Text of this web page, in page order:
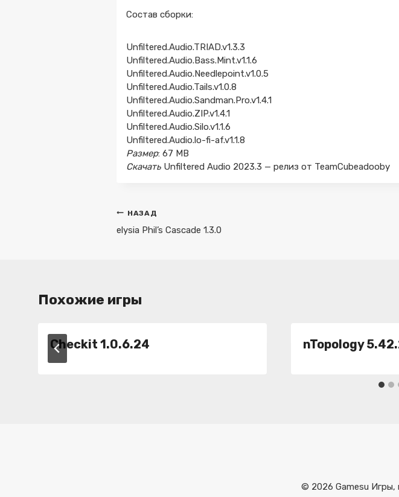
Состав сборки:
Unfiltered.Audio.TRIAD.v1.3.3
Unfiltered.Audio.Bass.Mint.v1.1.6
Unfiltered.Audio.Needlepoint.v1.0.5
Unfiltered.Audio.Tails.v1.0.8
Unfiltered.Audio.Sandman.Pro.v1.4.1
Unfiltered.Audio.ZIP.v1.4.1
Unfiltered.Audio.Silo.v1.1.6
Unfiltered.Audio.lo-fi-af.v1.1.8
Размер: 67 MB
Скачать Unfiltered Audio 2023.3 — релиз от TeamCubeadooby
Навигация
по
НАЗАД
elysia Phil’s Cascade 1.3.0
Похожие игры
Checkit 1.0.6.24 nTopology
© 2026 Gamesu